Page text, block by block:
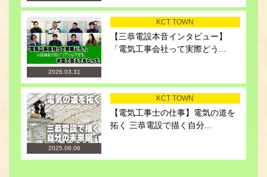
2026.03.31
KCT TOWN
【三恭電設本音インタビュー】
「電気工事会社って実際どう...
2025.08.06
KCT TOWN
【電気工事士の仕事】電気の道を
拓く 三恭電設で描く自分...